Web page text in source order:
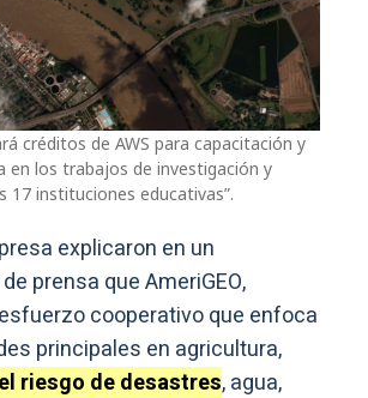
créditos de AWS para capacitación y
en los trabajos de investigación y
17 instituciones educativas”.
explicaron en un
prensa que AmeriGEO,
cooperativo que enfoca
principales en agricultura,
riesgo de desastres, agua,